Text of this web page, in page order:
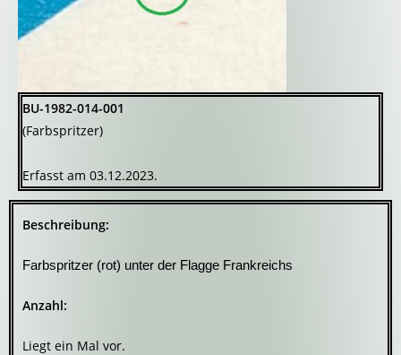
BU-1982-014-001
(Farbspritzer)
Erfasst am 03.12.2023.
Beschreibung:
Farbspritzer (rot) unter der Flagge Frankreichs
Anzahl:
Liegt ein Mal vor.